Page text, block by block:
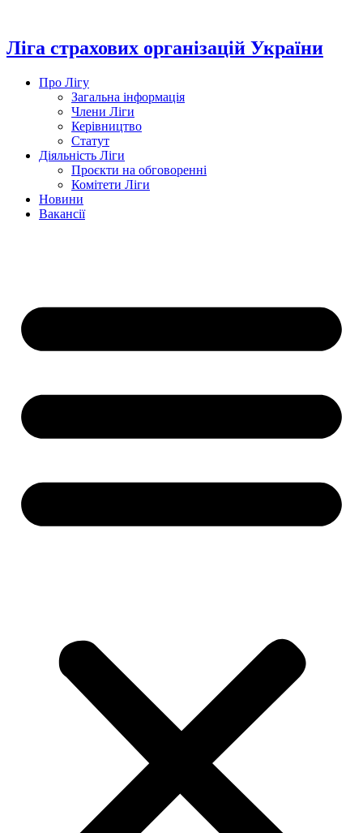
вмісту
Ліга страхових організацій України
Про Лігу
Загальна інформація
Члени Ліги
Керівництво
Статут
Діяльність Ліги
Проєкти на обговоренні
Комітети Ліги
Новини
Вакансії